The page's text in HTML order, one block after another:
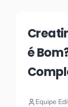
é
Equipe